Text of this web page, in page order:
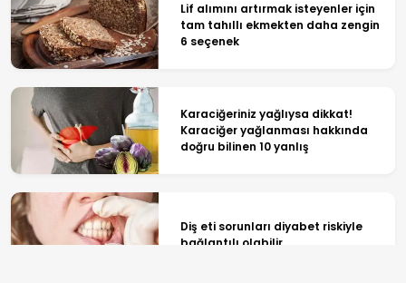
Lif alımını artırmak isteyenler için
tam tahıllı ekmekten daha zengin
6 seçenek
Karaciğeriniz yağlıysa dikkat!
Karaciğer yağlanması hakkında
doğru bilinen 10 yanlış
Diş eti sorunları diyabet riskiyle
bağlantılı olabilir